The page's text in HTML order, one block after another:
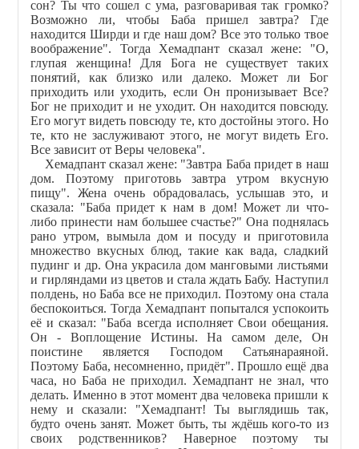
сон? Ты что сошел с ума, разговаривая так громко?
Возможно ли, чтобы Баба пришел завтра? Где
находится Ширди и где наш дом? Все это только твое
воображение". Тогда Хемадпант сказал жене: "О,
глупая женщина! Для Бога не существует таких
понятий, как близко или далеко. Может ли Бог
приходить или уходить, если Он пронизывает Все?
Бог не приходит и не уходит. Он находится повсюду.
Его могут видеть повсюду те, кто достойны этого. Но
те, кто не заслуживают этого, не могут видеть Его.
Все зависит от Веры человека".
Хемадпант сказал жене: "Завтра Баба придет в наш
дом. Поэтому приготовь завтра утром вкусную
пищу". Жена очень обрадовалась, услышав это, и
сказала: "Баба придет к нам в дом! Может ли что-
либо принести нам большее счастье?" Она поднялась
рано утром, вымыла дом и посуду и приготовила
множество вкусных блюд, такие как вада, сладкий
пудинг и др. Она украсила дом манговыми листьями
и гирляндами из цветов и стала ждать Бабу. Наступил
полдень, но Баба все не приходил. Поэтому она стала
беспокоиться. Тогда Хемадпант попытался успокоить
её и сказал: "Баба всегда исполняет Свои обещания.
Он - Воплощение Истины. На самом деле, Он
поистине является Господом Сатьянараяной.
Поэтому Баба, несомненно, придёт". Прошло ещё два
часа, но Баба не приходил. Хемадпант не знал, что
делать. Именно в этот момент два человека пришли к
нему и сказали: "Хемадпант! Ты выглядишь так,
будто очень занят. Может быть, ты ждёшь кого-то из
своих родственников? Наверное поэтому ты